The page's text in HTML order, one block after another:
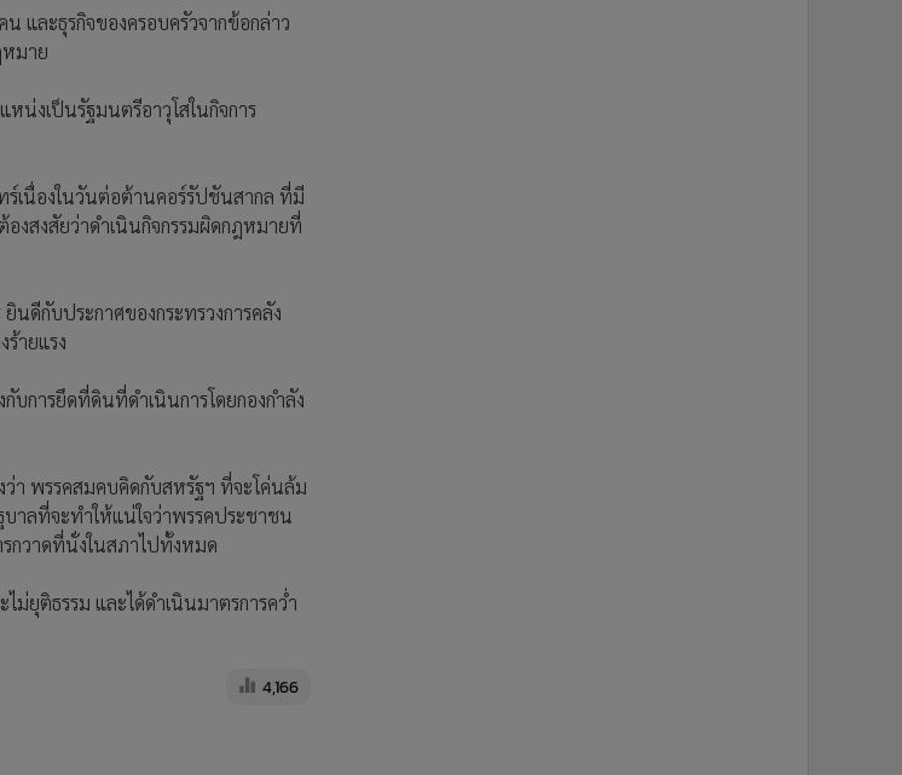
และธุรกิจของครอบครัวจากข้อกล่าว
หมาย
งเป็นรัฐมนตรีอาวุโสในกิจการ
ร์เนื่องในวันต่อต้านคอร์รัปชันสากล ที่มี
องสงสัยว่าดำเนินกิจกรรมผิดกฎหมายที่
ดีกับประกาศของกระทรวงการคลัง
ายแรง
กับการยึดที่ดินที่ดำเนินการโดยกองกำลัง
า พรรคสมคบคิดกับสหรัฐฯ ที่จะโค่นล้ม
าลที่จะทำให้แน่ใจว่าพรรคประชาชน
กวาดที่นั่งในสภาไปทั้งหมด
ม่ยุติธรรม และได้ดำเนินมาตรการคว่ำ
4,166